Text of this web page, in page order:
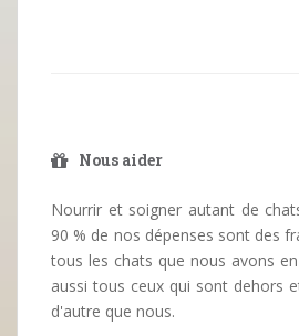
Nous aider
Nourrir et soigner autant de
90 % de nos dépenses sont des
tous les chats que nous avons
aussi tous ceux qui sont dehors
d'autre que nous.